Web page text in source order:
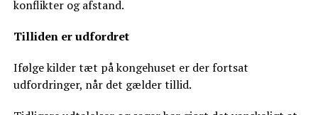
konflikter og afstand.
Tilliden er udfordret
Ifølge kilder tæt på kongehuset er der fortsat
udfordringer, når det gælder tillid.